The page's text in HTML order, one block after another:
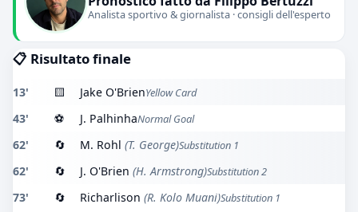
Analista sportivo & giornalista · consigli dell'esperto
📋 Risultato finale
13' 🟨 Jake O'BrienYellow Card
43' ⚽ J. PalhinhaNormal Goal
62' 🔄 M. Rohl (T. George)Substitution 1
62' 🔄 J. O'Brien (H. Armstrong)Substitution 2
73' 🔄 Richarlison (R. Kolo Muani)Substitution 1